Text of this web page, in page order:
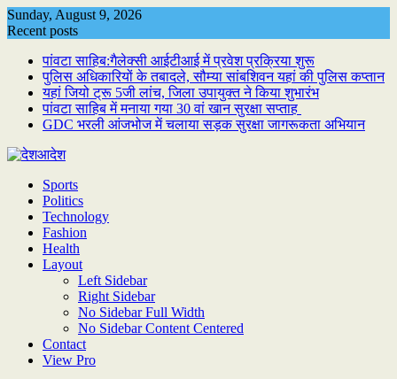
Skip
to
Sunday, August 9, 2026
Recent posts
पांवटा साहिब:गैलेक्सी आईटीआई में प्रवेश प्रक्रिया शुरू
पुलिस अधिकारियों के तबादले, सौम्या सांबशिवन यहां की पुलिस कप्तान
यहां जियो ट्रू 5जी लांच, जिला उपायुक्त ने किया शुभारंभ
पांवटा साहिब में मनाया गया 30 वां खान सुरक्षा सप्ताह
GDC भरली आंजभोज में चलाया सड़क सुरक्षा जागरूकता अभियान
Sports
Politics
Technology
Fashion
Health
Layout
Left Sidebar
Right Sidebar
No Sidebar Full Width
No Sidebar Content Centered
Contact
View Pro